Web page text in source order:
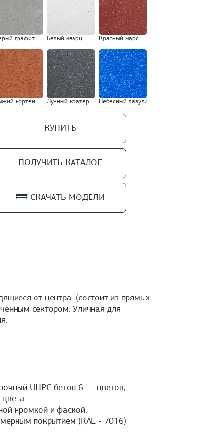
графит Белый кварц Красный марс
кортен Лунный кратер Небесный лазули
КУПИТЬ
ПОЛУЧИТЬ КАТАЛОГ
СКАЧАТЬ МОДЕЛИ
от центра. (состоит из прямых
сектором. Уличная для
UHPС бетон 6 — цветов,
кромкой и фаской.
покрытием (RAL - 7016).